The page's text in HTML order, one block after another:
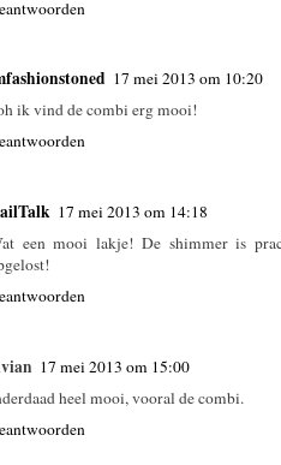
17 mei 2013 om 10:20
ik vind de combi erg mooi!
17 mei 2013 om 14:18
een mooi lakje! De shimmer is
17 mei 2013 om 15:00
heel mooi, vooral de combi.